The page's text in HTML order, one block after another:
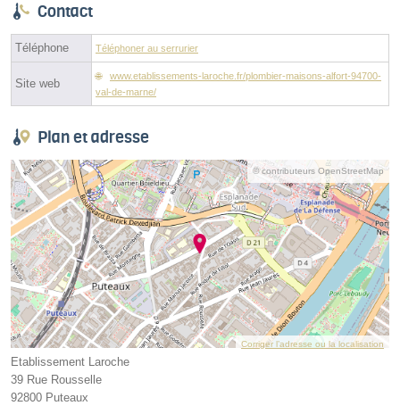
Contact
Téléphone Téléphoner au serrurier
Site web
www.etablissements-laroche.fr/plombier-maisons-alfort-94700-
val-de-marne/
Plan et adresse
© contributeurs OpenStreetMap
Corriger l’adresse ou la localisation
Etablissement Laroche
39 Rue Rousselle
92800 Puteaux